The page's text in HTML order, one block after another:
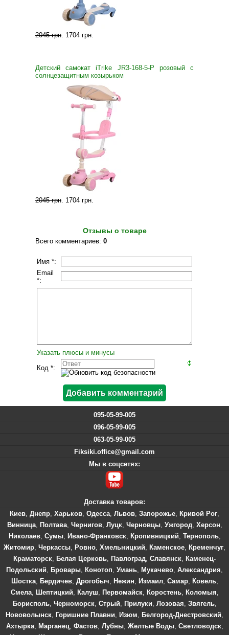
2045 грн. 1704 грн.
Детский самокат iTrike JR3-168-5-P розовый с
солнцезащитным козырьком
2045 грн. 1704 грн.
Отзывы о товаре
Всего комментариев: 0
Имя *:
Email
*:
Указать плюсы и минусы
Код *:
095-05-99-005
096-05-99-005
063-05-99-005
Fiksiki.office@gmail.com
Мы в соцсетях:
Доставка товаров:
Киев, Днепр, Харьков, Одесса, Львов, Запорожье, Кривой Рог,
Винница, Полтава, Чернигов, Луцк, Черновцы, Ужгород, Херсон,
Николаев, Сумы, Ивано-Франковск, Кропивницкий, Тернополь,
Житомир, Черкассы, Ровно, Хмельницкий, Каменское, Кременчуг,
Краматорск, Белая Церковь, Павлоград, Славянск, Каменец-
Подольский, Бровары, Конотоп, Умань, Мукачево, Александрия,
Шостка, Бердичев, Дрогобыч, Нежин, Измаил, Самар, Ковель,
Смела, Шептицкий, Калуш, Первомайск, Коростень, Коломыя,
Борисполь, Черноморск, Стрый, Прилуки, Лозовая, Звягель,
Нововолынск, Горишние Плавни, Изюм, Белгород-Днестровский,
Ахтырка, Марганец, Фастов, Лубны, Желтые Воды, Светловодск,